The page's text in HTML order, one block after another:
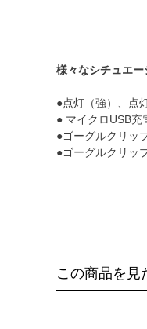
様々なシチュエ
●点灯（強）、点
● マイクロUSB
●ゴーグルクリッ
●ゴーグルクリッ
この商品を見